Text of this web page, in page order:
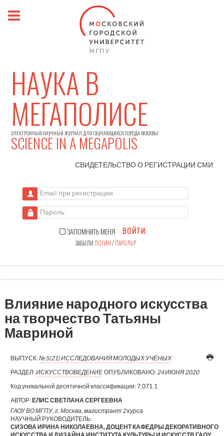
НАУКА В
МЕГАПОЛИСЕ
ЭЛЕКТРОННЫЙ НАУЧНЫЙ ЖУРНАЛ ДЛЯ ОБУЧАЮЩИХСЯ ГОРОДА МОСКВЫ
SCIENCE IN A MEGAPOLIS
СВИДЕТЕЛЬСТВО О РЕГИСТРАЦИИСМИ
Email при регистрации
Пароль
ЗАПОМНИТЬ МЕНЯ ВОЙТИ
ЗАБЫЛИ ЛОГИН/ПАРОЛЬ?
Влияние народного искусства
на творчество Татьяны
Мавриной
ВЫПУСК:№5(21) ИССЛЕДОВАНИЯ МОЛОДЫХ УЧЁНЫХ
РАЗДЕЛ:ИСКУССТВОВЕДЕНИЕ ОПУБЛИКОВАНО: 24 ИЮНЯ 2020
Код уникальной десятичной классификации:7.071.1
АВТОР:ЕЛИС СВЕТЛАНА СЕРГЕЕВНА
ГАОУ ВО МГПУ, г. Москва, магистрант 2 курса
НАУЧНЫЙ РУКОВОДИТЕЛЬ:
СИЗОВА ИРИНА НИКОЛАЕВНА, ДОЦЕНТ КАФЕДРЫ ДЕКОРАТИВНОГО
ИСКУССТВА И ДИЗАЙНА ИНСТИТУТА КУЛЬТУРЫ И ИСКУССТВ ГАОУ